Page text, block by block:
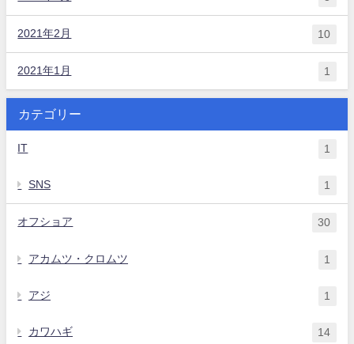
2021年2月 10
2021年1月 1
カテゴリー
IT 1
SNS 1
オフショア 30
アカムツ・クロムツ 1
アジ 1
カワハギ 14